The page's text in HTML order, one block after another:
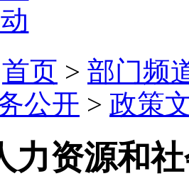
首页 > 部门频
公开 > 政策
力资源和